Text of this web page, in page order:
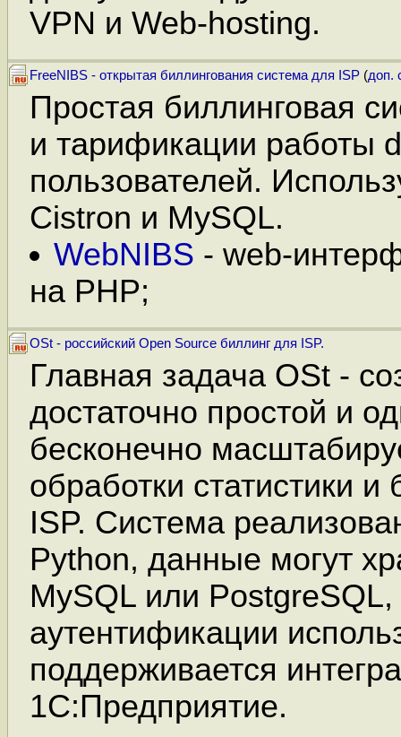
VPN и Web-hosting.
FreeNIBS - открытая биллингования система для ISP (доп.
Простая биллинговая
и тарификации работы
пользователей.
Cistron и MySQL.
WebNIBS - web-
на PHP;
OSt - российский Open Source биллинг для ISP.
Главная задача OSt -
достаточно простой и
бесконечно
обработки статистики и
ISP. Система
Python, данные могут
MySQL или
аутентификации
поддерживается
1С:Предприятие.